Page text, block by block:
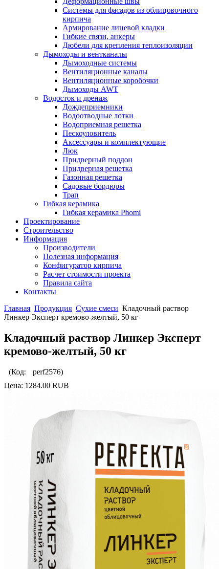
Системы для фасадов из облицовочного
кирпича
Армирование лицевой кладки
Гибкие связи, анкеры
Дюбели для крепления теплоизоляции
Дымоходы и вентканалы
Дымоходные системы
Вентиляционные каналы
Вентиляционные коробочки
Дымоходы AWT
Водосток и дренаж
Дождеприемники
Водоотводные лотки
Водоприемная решетка
Пескоуловитель
Аксессуары и комплектующие
Люк
Придверный поддон
Придверная решетка
Газонная решетка
Садовые бордюры
Трап
Гибкая керамика
Гибкая керамика Phomi
Проектирование
Строительство
Информация
Производители
Полезная информация
Конфигуратор кирпича
Расчет стоимости проекта
Правила сайта
Контакты
Главная Продукция Сухие смеси Кладочный раствор
Линкер Эксперт кремово-желтый, 50 кг
Кладочный раствор Линкер Эксперт
кремово-желтый, 50 кг
(Код: perf2576)
Цена: 1284.00 RUB